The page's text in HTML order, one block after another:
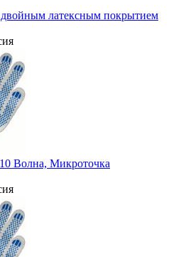
латексным покрытием
Волна, Микроточка